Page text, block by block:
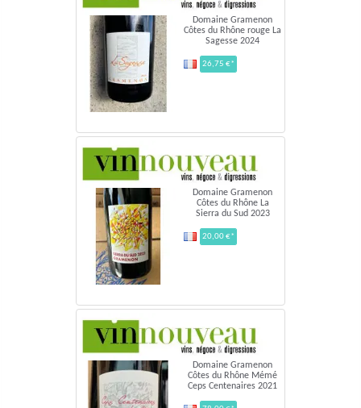
Domaine Gramenon
Côtes du Rhône rouge La
Sagesse 2024
26,75 €*
Domaine Gramenon
Côtes du Rhône La
Sierra du Sud 2023
20,00 €*
Domaine Gramenon
Côtes du Rhône Mémé
Ceps Centenaires 2021